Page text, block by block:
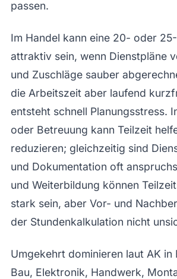
passen.
Im Handel kann eine 20- oder
attraktiv sein, wenn Dienstpläne
und Zuschläge sauber
die Arbeitszeit aber laufend
entsteht schnell Planungsstress.
oder Betreuung kann Teilzeit
reduzieren; gleichzeitig sind
und Dokumentation oft
und Weiterbildung können
stark sein, aber Vor- und
der Stundenkalkulation nicht
Umgekehrt dominieren laut AK in
Bau, Elektronik, Handwerk,